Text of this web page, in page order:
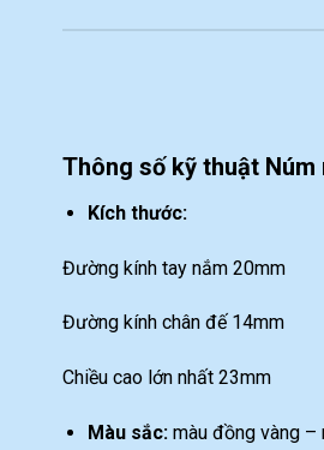
Thông số kỹ thuật Núm
Kích thước:
Đường kính tay nắm 20mm
Đường kính chân đế 14mm
Chiều cao lớn nhất 23mm
Màu sắc:màu đồng vàng –